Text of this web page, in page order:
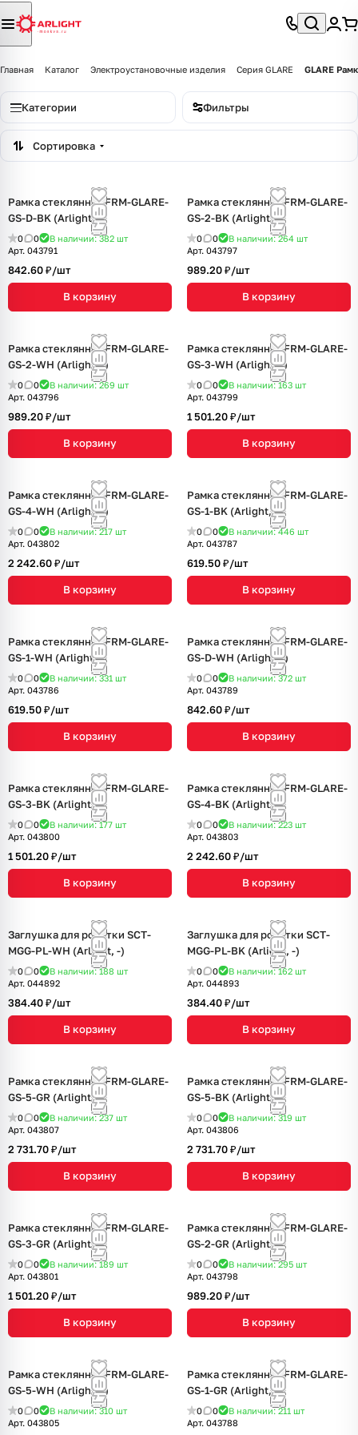
Главная Каталог Электроустановочные изделия Серия GLARE GLARE
Категории Фильтры
Сортировка
Рамка стеклянная FRM-GLARE-
GS-D-BK (Arlight, -)
0 0 В наличии: 382 шт
Арт. 043791
842.60 ₽/шт
В корзину
Рамка стеклянная FRM-GLARE-
GS-2-BK (Arlight, -)
0 0 В наличии: 264 шт
Арт. 043797
989.20 ₽/шт
В корзину
Рамка стеклянная FRM-GLARE-
GS-2-WH (Arlight, -)
0 0 В наличии: 269 шт
Арт. 043796
989.20 ₽/шт
В корзину
Рамка стеклянная FRM-GLARE-
GS-3-WH (Arlight, -)
0 0 В наличии: 163 шт
Арт. 043799
1 501.20 ₽/шт
В корзину
Рамка стеклянная FRM-GLARE-
GS-4-WH (Arlight, -)
0 0 В наличии: 217 шт
Арт. 043802
2 242.60 ₽/шт
В корзину
Рамка стеклянная FRM-GLARE-
GS-1-BK (Arlight, -)
0 0 В наличии: 446 шт
Арт. 043787
619.50 ₽/шт
В корзину
Рамка стеклянная FRM-GLARE-
GS-1-WH (Arlight, -)
0 0 В наличии: 331 шт
Арт. 043786
619.50 ₽/шт
В корзину
Рамка стеклянная FRM-GLARE-
GS-D-WH (Arlight, -)
0 0 В наличии: 372 шт
Арт. 043789
842.60 ₽/шт
В корзину
Рамка стеклянная FRM-GLARE-
GS-3-BK (Arlight, -)
0 0 В наличии: 177 шт
Арт. 043800
1 501.20 ₽/шт
В корзину
Рамка стеклянная FRM-GLARE-
GS-4-BK (Arlight, -)
0 0 В наличии: 223 шт
Арт. 043803
2 242.60 ₽/шт
В корзину
Заглушка для розетки SCT-
MGG-PL-WH (Arlight, -)
0 0 В наличии: 188 шт
Арт. 044892
384.40 ₽/шт
В корзину
Заглушка для розетки SCT-
MGG-PL-BK (Arlight, -)
0 0 В наличии: 162 шт
Арт. 044893
384.40 ₽/шт
В корзину
Рамка стеклянная FRM-GLARE-
GS-5-GR (Arlight, -)
0 0 В наличии: 237 шт
Арт. 043807
2 731.70 ₽/шт
В корзину
Рамка стеклянная FRM-GLARE-
GS-5-BK (Arlight, -)
0 0 В наличии: 319 шт
Арт. 043806
2 731.70 ₽/шт
В корзину
Рамка стеклянная FRM-GLARE-
GS-3-GR (Arlight, -)
0 0 В наличии: 189 шт
Арт. 043801
1 501.20 ₽/шт
В корзину
Рамка стеклянная FRM-GLARE-
GS-2-GR (Arlight, -)
0 0 В наличии: 295 шт
Арт. 043798
989.20 ₽/шт
В корзину
Рамка стеклянная FRM-GLARE-
GS-5-WH (Arlight, -)
0 0 В наличии: 310 шт
Арт. 043805
Рамка стеклянная FRM-GLARE-
GS-1-GR (Arlight, -)
0 0 В наличии: 211 шт
Арт. 043788